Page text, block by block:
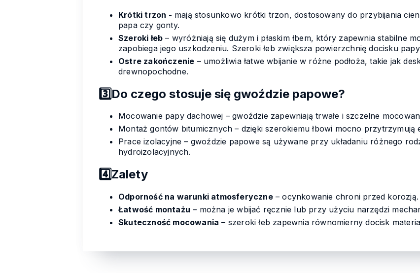
Krótki trzon - mają stosunkowo krótki trzon, dostosowany do przybijania
papa czy gonty.
Szeroki łeb – wyróżniają się dużym i płaskim łbem, który zapewnia stabilne
zapobiega jego uszkodzeniu. Szeroki łeb zwiększa powierzchnię docisku
Ostre zakończenie – umożliwia łatwe wbijanie w różne podłoża, takie jak
drewnopochodne.
3️⃣Do czego stosuje się gwoździe papowe?
Mocowanie papy dachowej – gwoździe zapewniają trwałe i szczelne
Montaż gontów bitumicznych – dzięki szerokiemu łbowi mocno przytrzymują
Prace izolacyjne – gwoździe papowe są używane przy układaniu różnego
hydroizolacyjnych.
4️⃣Zalety
Odporność na warunki atmosferyczne– ocynkowanie chroni przed korozją.
Łatwość montażu – można je wbijać ręcznie lub przy użyciu narzędzi
Skuteczność mocowania – szeroki łeb zapewnia równomierny docisk